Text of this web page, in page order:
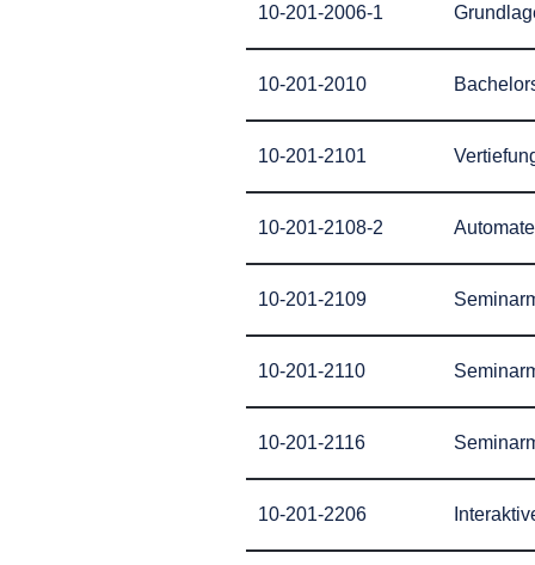
10-201-2006-1
10-201-2010
10-201-2101
10-201-2108-2
10-201-2109
10-201-2110
10-201-2116
10-201-2206